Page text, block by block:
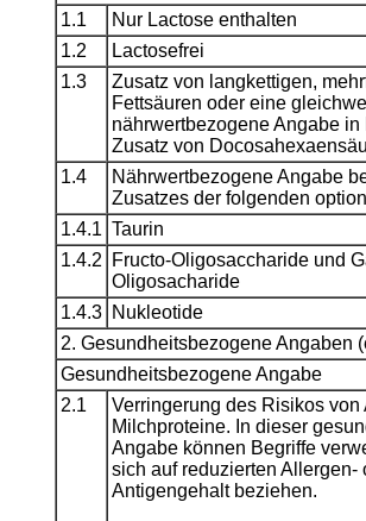
1.1
Nur Lactose enthalten
1.2
Lactosefrei
1.3
Zusatz von langkettigen,
Fettsäuren oder eine
nährwertbezogene Angabe in
Zusatz von
1.4
Nährwertbezogene Angabe
Zusatzes der folgenden
1.4.1 Taurin
1.4.2
Fructo-Oligosaccharide und
Oligosacharide
1.4.3 Nukleotide
2. Gesundheitsbezogene Angaben
Gesundheitsbezogene Angabe
2.1
Verringerung des Risikos von
Milchproteine. In dieser
Angabe können Begriffe
sich auf reduzierten Allergen-
Antigengehalt beziehen.